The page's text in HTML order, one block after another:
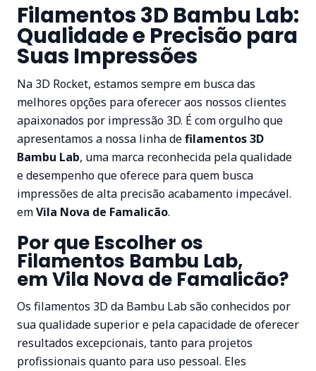
Filamentos 3D Bambu Lab:
Qualidade e Precisão para
Suas Impressões
Na 3D Rocket, estamos sempre em busca das
melhores opções para oferecer aos nossos clientes
apaixonados por impressão 3D. É com orgulho que
apresentamos a nossa linha defilamentos 3D
Bambu Lab, uma marca reconhecida pela qualidade
e desempenho que oferece para quem busca
impressões de alta precisão acabamento impecável.
emVila Nova de Famalicão.
Por que Escolher os
Filamentos Bambu Lab,
em Vila Nova de Famalicão?
Os filamentos 3D da Bambu Lab são conhecidos por
sua qualidade superior e pela capacidade de oferecer
resultados excepcionais, tanto para projetos
profissionais quanto para uso pessoal. Eles